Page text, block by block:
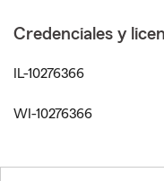
Credenciales y
IL-10276366
WI-10276366